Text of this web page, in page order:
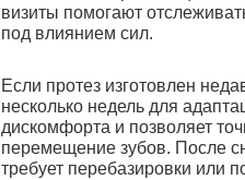
визиты помогают
под влиянием сил.
Если протез изготовлен
несколько недель для
дискомфорта и позволяет
перемещение зубов. После
требует перебазировки или